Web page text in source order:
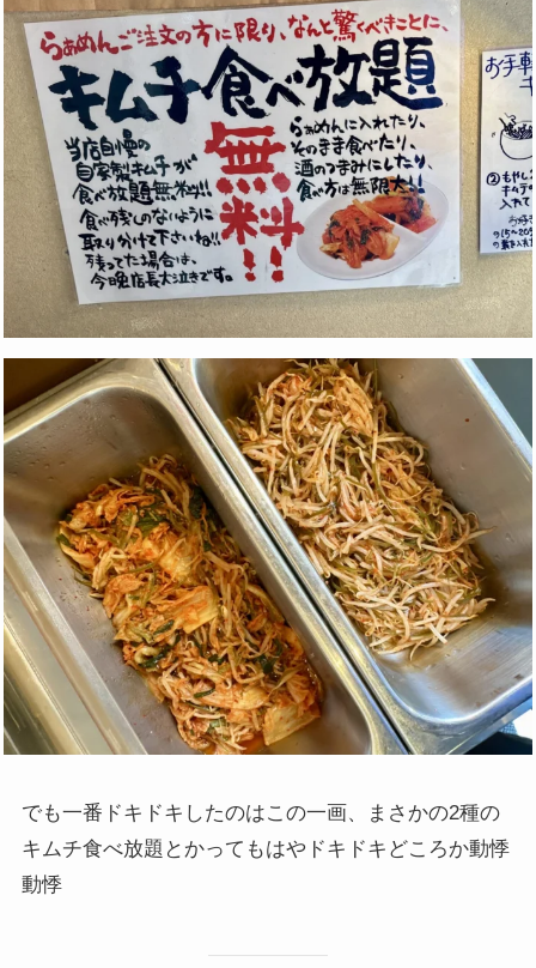
でも一番ドキドキしたのはこの一画、まさかの2種の
キムチ食べ放題とかってもはやドキドキどころか動悸
動悸